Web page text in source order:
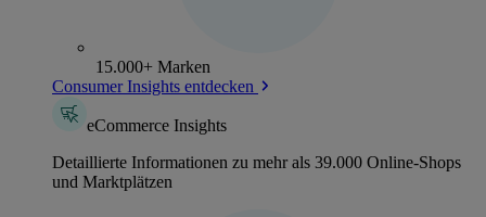
15.000+ Marken
Consumer Insights entdecken
eCommerce Insights
Detaillierte Informationen zu mehr als 39.000 Online-Shops
und Marktplätzen